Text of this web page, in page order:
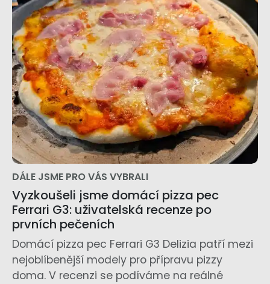
DÁLE JSME PRO VÁS VYBRALI
Vyzkoušeli jsme domácí pizza pec
Ferrari G3: uživatelská recenze po
prvních pečeních
Domácí pizza pec Ferrari G3 Delizia patří mezi
nejoblíbenější modely pro přípravu pizzy
doma. V recenzi se podíváme na reálné